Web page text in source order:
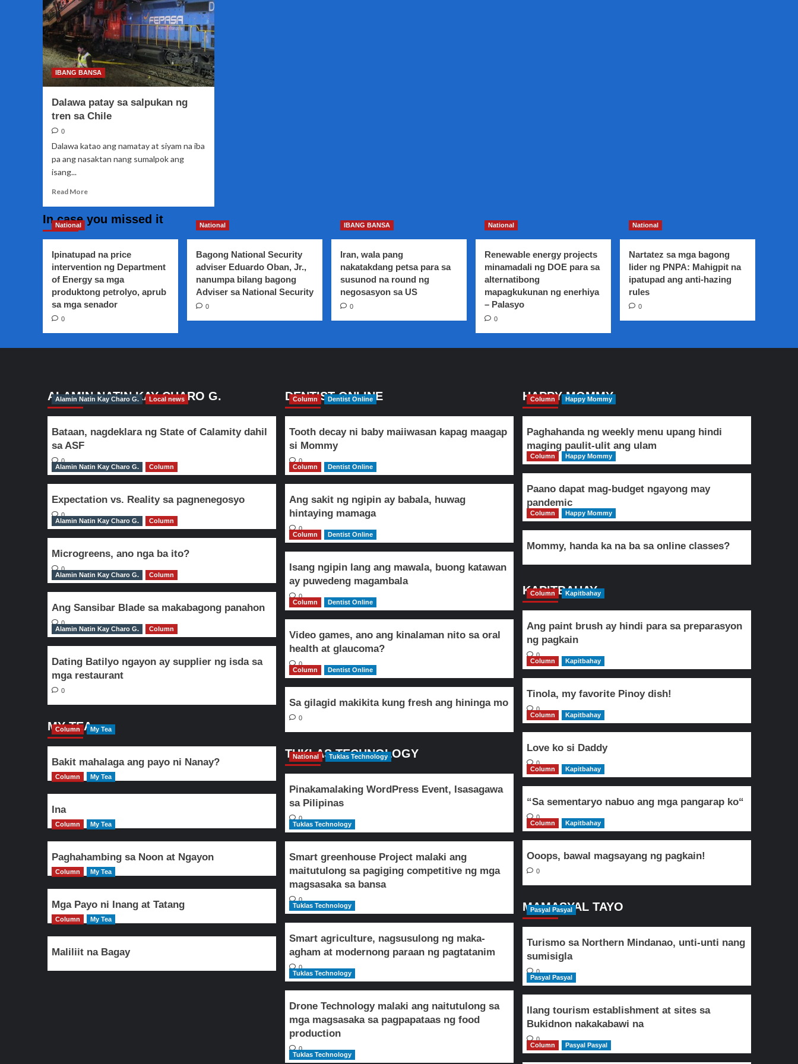
IBANG BANSA
Dalawa patay sa salpukan ng
tren sa Chile
0
Dalawa katao ang namatay at siyam na iba
pa ang nasaktan nang sumalpok ang
isang...
Read MoreRead
Dalawa
salpukan
ng
tren
sa
Chile
In case you missed it
National
Ipinatupad na price
intervention ng Department
of Energy sa mga
produktong petrolyo, aprub
sa mga senador
0
National
Bagong National Security
adviser Eduardo Oban, Jr.,
nanumpa bilang bagong
Adviser sa National Security
0
IBANG BANSA
Iran, wala pang
nakatakdang petsa para sa
susunod na round ng
negosasyon sa US
0
National
Renewable energy projects
minamadali ng DOE para sa
alternatibong
mapagkukunan ng enerhiya
– Palasyo
0
National
Nartatez sa mga bagong
lider ng PNPA: Mahigpit na
ipatupad ang anti-hazing
rules
0
ALAMIN NATIN KAY CHARO G.
Alamin Natin Kay Charo G. Local news
Bataan, nagdeklara ng State of Calamity dahil
sa ASF
0
Alamin Natin Kay Charo G.
Column
Expectation vs. Reality sa pagnenegosyo
0
Alamin Natin Kay Charo G.
Column
Microgreens, ano nga ba ito?
0
Alamin Natin Kay Charo G.
Column
Ang Sansibar Blade sa makabagong panahon
0
Alamin Natin Kay Charo G.
Column
Dating Batilyo ngayon ay supplier ng isda sa
mga restaurant
0
MY TEA
Column My Tea
Bakit mahalaga ang payo ni Nanay?
Column My Tea
Ina
Column My Tea
Paghahambing sa Noon at Ngayon
Column My Tea
Mga Payo ni Inang at Tatang
Column My Tea
Maliliit na Bagay
DENTIST ONLINE
Column Dentist Online
Tooth decay ni baby maiiwasan kapag maagap
si Mommy
0
Column
Dentist Online
Ang sakit ng ngipin ay babala, huwag
hintaying mamaga
0
Column
Dentist Online
Isang ngipin lang ang mawala, buong katawan
ay puwedeng magambala
0
Column
Dentist Online
Video games, ano ang kinalaman nito sa oral
health at glaucoma?
0
Column
Dentist Online
Sa gilagid makikita kung fresh ang hininga mo
0
TUKLAS TECHNOLOGY
National Tuklas Technology
Pinakamalaking WordPress Event, Isasagawa
sa Pilipinas
0
Tuklas Technology
Smart greenhouse Project malaki ang
maitutulong sa pagiging competitive ng mga
magsasaka sa bansa
0
Tuklas Technology
Smart agriculture, nagsusulong ng maka-
agham at modernong paraan ng pagtatanim
0
Tuklas Technology
Drone Technology malaki ang naitutulong sa
mga magsasaka sa pagpapataas ng food
production
0
Tuklas Technology
HAPPY MOMMY
Column Happy Mommy
Paghahanda ng weekly menu upang hindi
maging paulit-ulit ang ulam
Column Happy Mommy
Paano dapat mag-budget ngayong may
pandemic
Column Happy Mommy
Mommy, handa ka na ba sa online classes?
KAPITBAHAY
Column Kapitbahay
Ang paint brush ay hindi para sa preparasyon
ng pagkain
0
Column
Kapitbahay
Tinola, my favorite Pinoy dish!
0
Column
Kapitbahay
Love ko si Daddy
0
Column
Kapitbahay
“Sa sementaryo nabuo ang mga pangarap ko“
0
Column
Kapitbahay
Ooops, bawal magsayang ng pagkain!
0
MAMASYAL TAYO
Pasyal Pasyal
Turismo sa Northern Mindanao, unti-unti nang
sumisigla
0
Pasyal Pasyal
Ilang tourism establishment at sites sa
Bukidnon nakakabawi na
0
Column
Pasyal Pasyal